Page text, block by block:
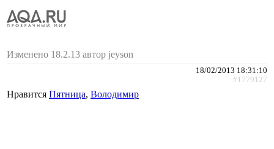
Изменено 18.2.13 автор jeyson
18/02/2013 18:31:10
#1779127
Нравится Пятница, Володимир